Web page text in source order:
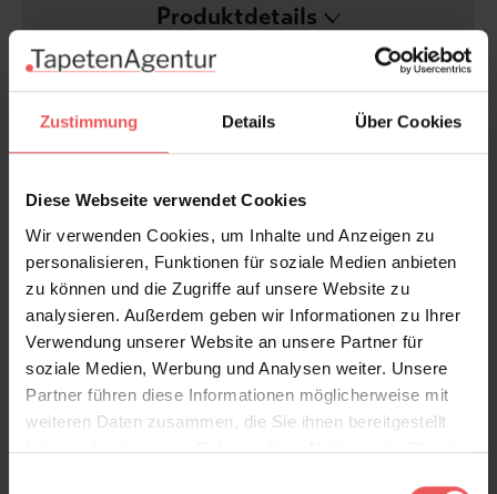
Zustimmung Details Über Cookies
Diese Webseite verwendet Cookies
Wir verwenden Cookies, um Inhalte und Anzeigen zu
personalisieren, Funktionen für soziale Medien anbieten
zu können und die Zugriffe auf unsere Website zu
analysieren. Außerdem geben wir Informationen zu Ihrer
Verwendung unserer Website an unsere Partner für
soziale Medien, Werbung und Analysen weiter. Unsere
Partner führen diese Informationen möglicherweise mit
weiteren Daten zusammen, die Sie ihnen bereitgestellt
haben oder die sie im Rahmen Ihrer Nutzung der Dienste
Produktdetails
Versand & Zahlung
Bewertungen
FAQ
Sie haben Fragen zum Produkt?
Frage stellen
+49 (0)221 932 81 82